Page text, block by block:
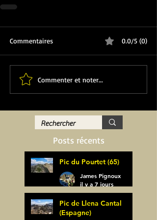
Commentaires 0.0/5 (0)
Commenter et noter...
Posts récents
Pic du Pourtet (65)
James Pignoux
il y a 7 jours
Pic de Llena Cantal
(Espagne)